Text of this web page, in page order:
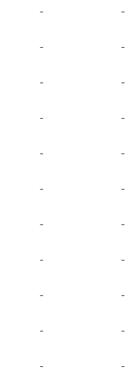
- -
- -
- -
- -
- -
- -
- -
- -
- -
- -
- -